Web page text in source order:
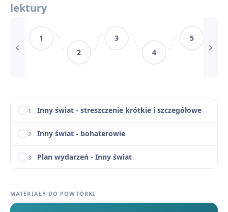
lektury
1
2
3
4
5
Inny świat - cytaty
Mechanizmy ideologicznej tresury
1 Inny świat - streszczenie krótkie i szczegółowe
2 Inny świat - bohaterowie
3 Plan wydarzeń - Inny świat
5 Kontekst filozoficzny i literacki Innego świata
MATERIAŁY DO POWTÓRKI